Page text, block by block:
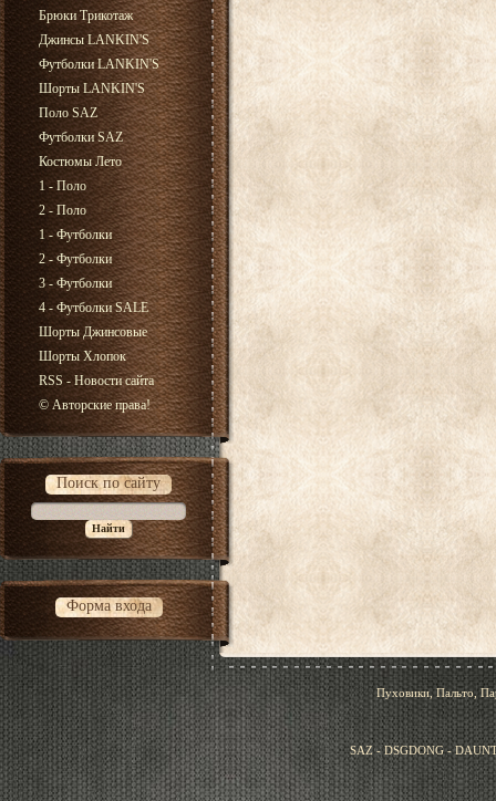
Брюки Трикотаж
Джинсы LANKIN'S
Футболки LANKIN'S
Шорты LANKIN'S
Поло SAZ
Футболки SAZ
Костюмы Лето
1 - Поло
2 - Поло
1 - Футболки
2 - Футболки
3 - Футболки
4 - Футболки SALE
Шорты Джинсовые
Шорты Хлопок
RSS - Новости сайта
© Авторские права!
Поиск по сайту
Форма входа
Пуховики, Пальто,
SAZ - DSGDONG -